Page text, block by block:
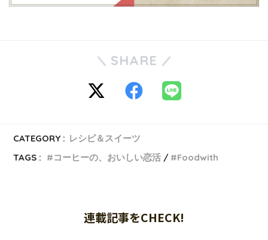
SHARE
CATEGORY : レシピ＆スイーツ
TAGS :
コーヒーの、おいしい恋活 Foodwith
連載記事をCHECK!